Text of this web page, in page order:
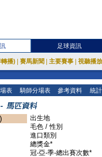
足球資訊
播) 賽馬新聞 主要賽事 視聽播
表 騎師分場表 參考資料 統
出生地
毛色 / 性別
進口類別
總獎金*
冠-亞-季-總出賽次數*